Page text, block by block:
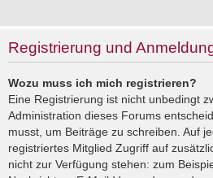
Registrierung und
Wozu muss ich mich registrieren?
Eine Registrierung ist nicht unbedingt
Administration dieses Forums
musst, um Beiträge zu schreiben. Auf
registriertes Mitglied Zugriff auf
nicht zur Verfügung stehen: zum